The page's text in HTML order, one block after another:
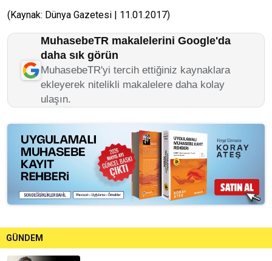
(Kaynak: Dünya Gazetesi | 11.01.2017)
MuhasebeTR makalelerini Google'da
daha sık görün
MuhasebeTR'yi tercih ettiğiniz kaynaklara
ekleyerek nitelikli makalelere daha kolay
ulaşın.
GÜNDEM